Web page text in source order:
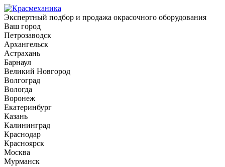
Экспертный подбор и продажа окрасочного оборудования
Ваш город
Петрозаводск
Архангельск
Астрахань
Барнаул
Великий Новгород
Волгоград
Вологда
Воронеж
Екатеринбург
Казань
Калининград
Краснодар
Красноярск
Москва
Мурманск